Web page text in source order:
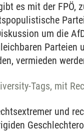
es mit der FPÖ,
um die
Parteien
vermieden
Tags, mit
und